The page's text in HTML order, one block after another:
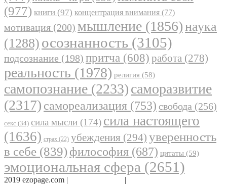
(977) книги (97) концентрация внимания (77)
мотивация (200) мышление (1856)наука
(1288) осознанность (3105)
подсознание (198) притча (608) работа (278)
реальность (1978) религия (58)
самопознание (2233)саморазвитие
(2317) самореализация (753) свобода (256)
секс (34) сила мысли (174) сила настоящего
(1636) страх (22) убеждения (294) уверенность
в себе (839) философия (687) цитаты (59)
эмоциональная сфера (2651)
2019 ezopage.com | |